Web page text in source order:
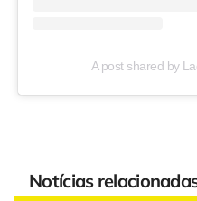
A post shared by
Notícias